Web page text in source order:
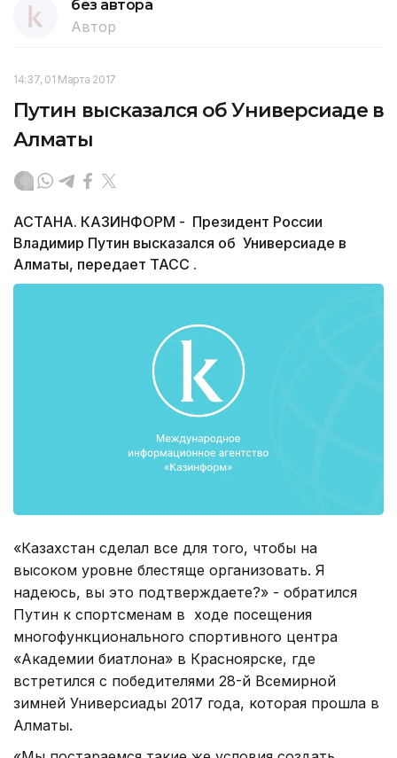
без автора
Автор
14:37, 01 Марта 2017
Путин высказался об Универсиаде в
Алматы
АСТАНА. КАЗИНФОРМ - Президент России
Владимир Путин высказался об Универсиаде в
Алматы, передает ТАСС .
«Казахстан сделал все для того, чтобы на
высоком уровне блестяще организовать. Я
надеюсь, вы это подтверждаете?» - обратился
Путин к спортсменам в ходе посещения
многофункционального спортивного центра
«Академии биатлона» в Красноярске, где
встретился с победителями 28-й Всемирной
зимней Универсиады 2017 года, которая прошла в
Алматы.